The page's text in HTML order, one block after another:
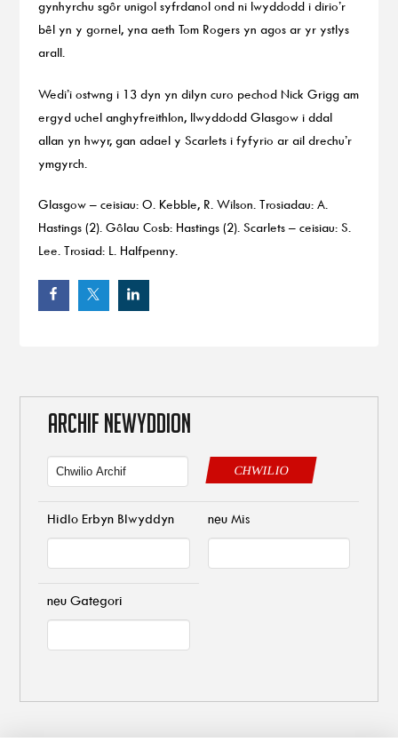
gynhyrchu sgôr unigol syfrdanol ond ni lwyddodd i dirio’r
bêl yn y gornel, yna aeth Tom Rogers yn agos ar yr ystlys
arall.
Wedi’i ostwng i 13 dyn yn dilyn curo pechod Nick Grigg am
ergyd uchel anghyfreithlon, llwyddodd Glasgow i ddal
allan yn hwyr, gan adael y Scarlets i fyfyrio ar ail drechu’r
ymgyrch.
Glasgow – ceisiau: O. Kebble, R. Wilson. Trosiadau: A.
Hastings (2). Gôlau Cosb: Hastings (2). Scarlets – ceisiau: S.
Lee. Trosiad: L. Halfpenny.
ARCHIF NEWYDDION
CHWILIO
Hidlo Erbyn Blwyddyn neu Mis
neu Gategori